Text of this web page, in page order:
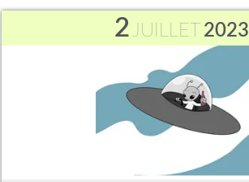
2JUILLET 2023